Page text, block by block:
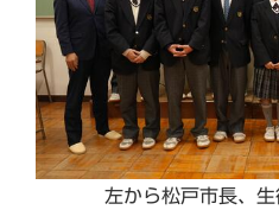
左から松戸市長、